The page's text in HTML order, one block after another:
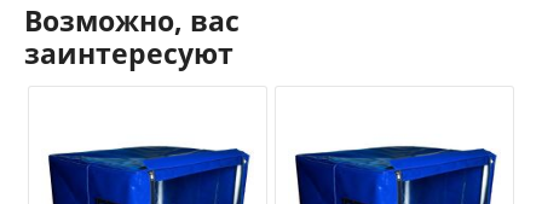
Возможно, вас
заинтересуют